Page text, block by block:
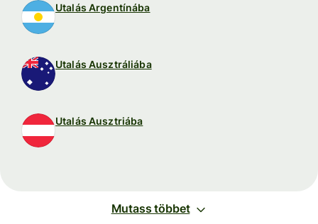
Utalás Argentínába
Utalás Ausztráliába
Utalás Ausztriába
Mutass többet